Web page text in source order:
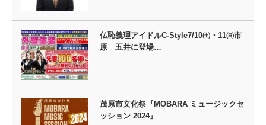
仏恥義理アイドルC-Style7/10㈯・11㈰市
原 五井に登場…
茂原市文化祭『MOBARA ミュージックセ
ッション 2024』